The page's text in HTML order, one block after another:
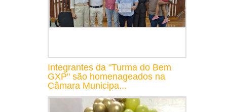
Integrantes da "Turma do Bem
GXP" são homenageados na
Câmara Municipa...